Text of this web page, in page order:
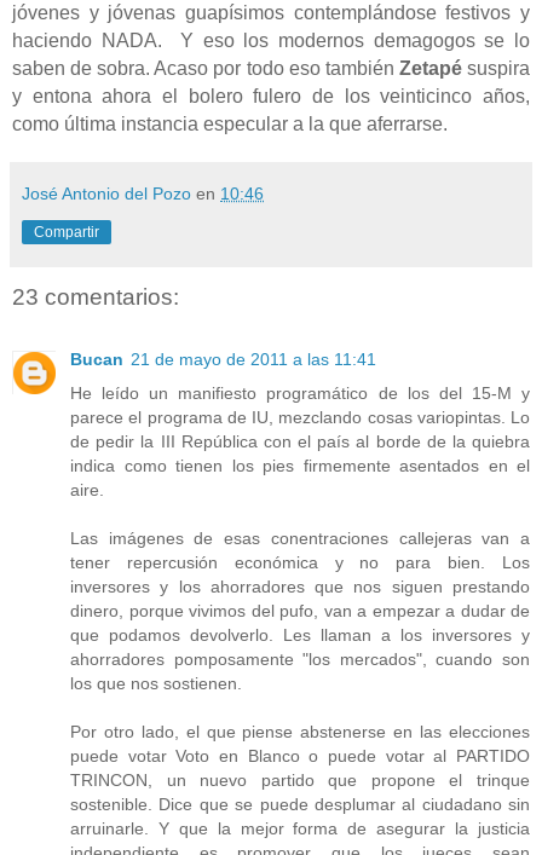
jóvenes y jóvenas guapísimos contemplándose festivos y
haciendo NADA.
Y eso los modernos demagogos se lo
saben de sobra. Acaso por todo eso también Zetapésuspira
y entona ahora el bolero fulero de los veinticinco años,
como última instancia especular a la que aferrarse.
José Antonio del Pozo en 10:46
Compartir
23 comentarios:
Bucan 21 de mayo de 2011 a las 11:41
He leído un manifiesto programático de los del 15-M y
parece el programa de IU, mezclando cosas variopintas. Lo
de pedir la III República con el país al borde de la quiebra
indica como tienen los pies firmemente asentados en el
aire.
Las imágenes de esas conentraciones callejeras van a
tener repercusión económica y no para bien. Los
inversores y los ahorradores que nos siguen prestando
dinero, porque vivimos del pufo, van a empezar a dudar de
que podamos devolverlo. Les llaman a los inversores y
ahorradores pomposamente "los mercados", cuando son
los que nos sostienen.
Por otro lado, el que piense abstenerse en las elecciones
puede votar Voto en Blanco o puede votar al PARTIDO
TRINCON, un nuevo partido que propone el trinque
sostenible. Dice que se puede desplumar al ciudadano sin
arruinarle. Y que la mejor forma de asegurar la justicia